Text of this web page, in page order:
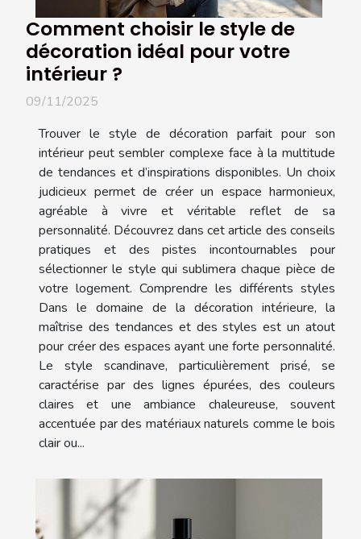
Comment choisir le style de
décoration idéal pour votre
intérieur ?
09/11/2025
Trouver le style de décoration parfait pour son
intérieur peut sembler complexe face à la multitude
de tendances et d’inspirations disponibles. Un choix
judicieux permet de créer un espace harmonieux,
agréable à vivre et véritable reflet de sa
personnalité. Découvrez dans cet article des conseils
pratiques et des pistes incontournables pour
sélectionner le style qui sublimera chaque pièce de
votre logement. Comprendre les différents styles
Dans le domaine de la décoration intérieure, la
maîtrise des tendances et des styles est un atout
pour créer des espaces ayant une forte personnalité.
Le style scandinave, particulièrement prisé, se
caractérise par des lignes épurées, des couleurs
claires et une ambiance chaleureuse, souvent
accentuée par des matériaux naturels comme le bois
clair ou...